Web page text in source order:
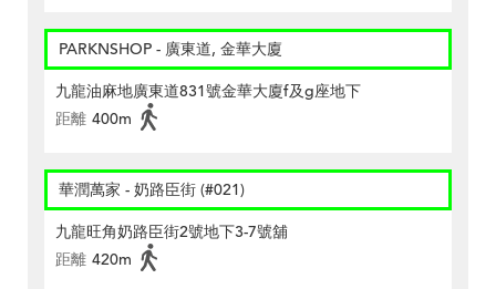
PARKNSHOP - 廣東道, 金華大廈
九龍油麻地廣東道831號金華大廈f及g座地下
距離 400m
華潤萬家 - 奶路臣街 (#021)
九龍旺角奶路臣街2號地下3-7號舖
距離 420m